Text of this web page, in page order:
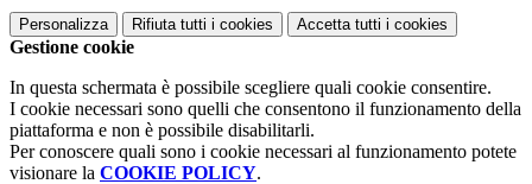
Personalizza Rifiuta tutti i cookies Accetta tutti i cookies
Gestione cookie
In questa schermata è possibile scegliere quali cookie consentire.
I cookie necessari sono quelli che consentono il funzionamento della
piattaforma e non è possibile disabilitarli.
Per conoscere quali sono i cookie necessari al funzionamento potete
visionare la COOKIE POLICY.